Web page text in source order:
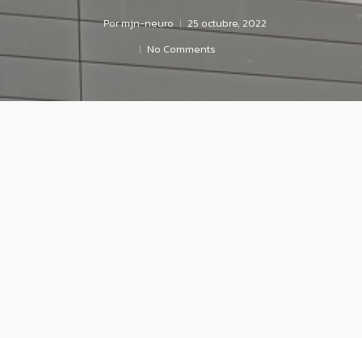
Pormjn-neuro
25 octubre, 2022
No Comments